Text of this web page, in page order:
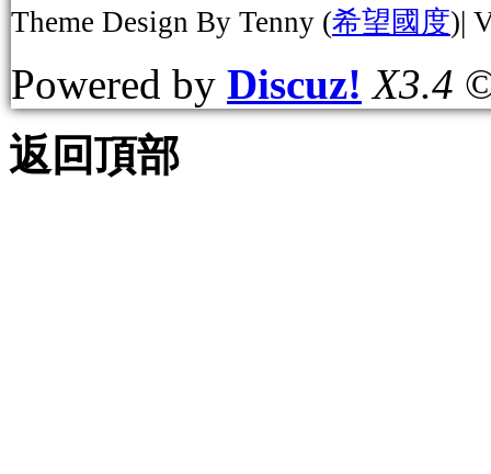
Theme Design By Tenny (希望國度)|
Powered by Discuz! X3.4
返回頂部